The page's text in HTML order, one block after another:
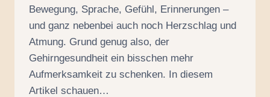
Bewegung, Sprache, Gefühl, Erinnerungen –
und ganz nebenbei auch noch Herzschlag und
Atmung. Grund genug also, der
Gehirngesundheit ein bisschen mehr
Aufmerksamkeit zu schenken. In diesem
Artikel schauen…